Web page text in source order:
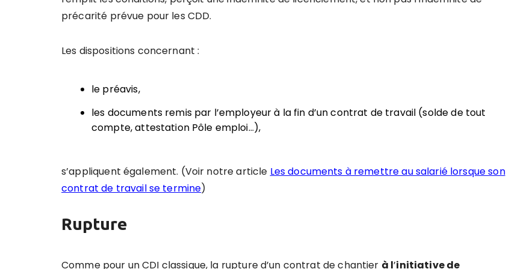
précarité prévue pour les CDD.
Les dispositions concernant :
le préavis,
les documents remis par l’employeur à la fin d’un contrat de travail (solde de tout
compte, attestation Pôle emploi…),
s’appliquent également. (Voir notre article Les documents à remettre au salarié lorsque son
contrat de travail se termine)
Rupture
Comme pour un CDI classique, la rupture d’un contrat de chantier à l’initiative de